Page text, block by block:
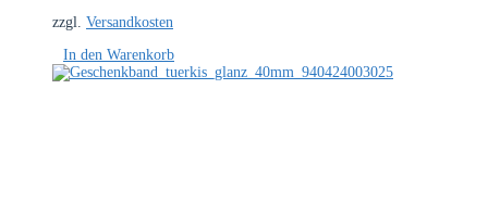
zzgl. Versandkosten
In den Warenkorb